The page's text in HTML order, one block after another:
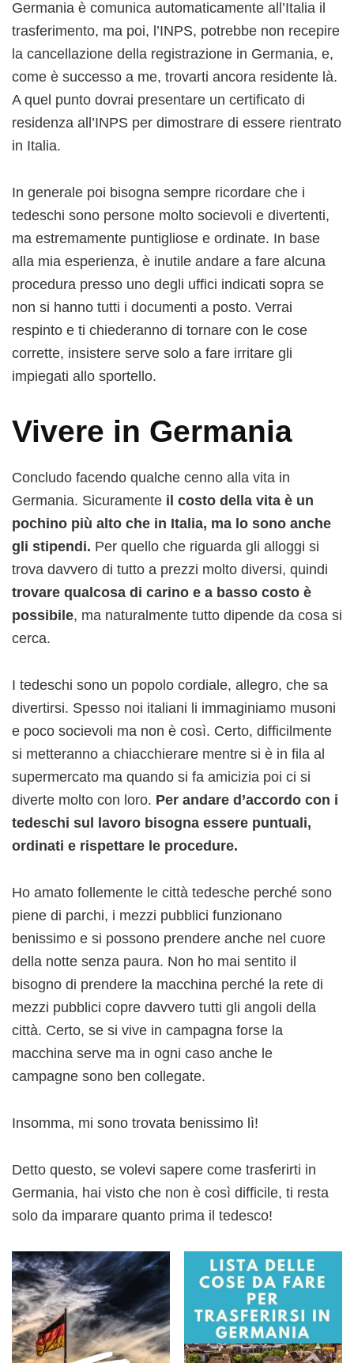
Germania è comunica automaticamente all’Italia il
trasferimento, ma poi, l’INPS, potrebbe non recepire
la cancellazione della registrazione in Germania, e,
come è successo a me, trovarti ancora residente là.
A quel punto dovrai presentare un certificato di
residenza all’INPS per dimostrare di essere rientrato
in Italia.
In generale poi bisogna sempre ricordare che i
tedeschi sono persone molto socievoli e divertenti,
ma estremamente puntigliose e ordinate. In base
alla mia esperienza, è inutile andare a fare alcuna
procedura presso uno degli uffici indicati sopra se
non si hanno tutti i documenti a posto. Verrai
respinto e ti chiederanno di tornare con le cose
corrette, insistere serve solo a fare irritare gli
impiegati allo sportello.
Vivere in Germania
Concludo facendo qualche cenno alla vita in
Germania. Sicuramente il costo della vita è un
pochino più alto che in Italia, ma lo sono anche
gli stipendi. Per quello che riguarda gli alloggi si
trova davvero di tutto a prezzi molto diversi, quindi
trovare qualcosa di carino e a basso costo è
possibile, ma naturalmente tutto dipende da cosa si
cerca.
I tedeschi sono un popolo cordiale, allegro, che sa
divertirsi. Spesso noi italiani li immaginiamo musoni
e poco socievoli ma non è così. Certo, difficilmente
si metteranno a chiacchierare mentre si è in fila al
supermercato ma quando si fa amicizia poi ci si
diverte molto con loro. Per andare d’accordo con i
tedeschi sul lavoro bisogna essere puntuali,
ordinati e rispettare le procedure.
Ho amato follemente le città tedesche perché sono
piene di parchi, i mezzi pubblici funzionano
benissimo e si possono prendere anche nel cuore
della notte senza paura. Non ho mai sentito il
bisogno di prendere la macchina perché la rete di
mezzi pubblici copre davvero tutti gli angoli della
città. Certo, se si vive in campagna forse la
macchina serve ma in ogni caso anche le
campagne sono ben collegate.
Insomma, mi sono trovata benissimo lì!
Detto questo, se volevi sapere come trasferirti in
Germania, hai visto che non è così difficile, ti resta
solo da imparare quanto prima il tedesco!